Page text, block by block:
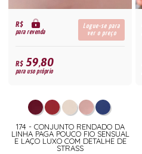
R$
para revenda
Logue-se para
ver o preço
R$59,80
para uso próprio
174 - CONJUNTO RENDADO DA
LINHA PAGA POUCO FIO SENSUAL
E LAÇO LUXO COM DETALHE DE
STRASS